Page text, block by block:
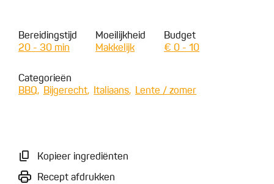
Bereidingstijd
20 - 30 min
Moeilijkheid
Makkelijk
Budget
€ 0 - 10
Categorieën
BBQ
Bijgerecht Italiaans Lente / zomer
Kopieer ingrediënten
Recept afdrukken